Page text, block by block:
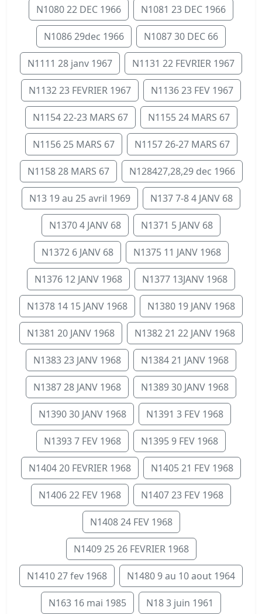
N1080 22 DEC 1966 N1081 23 DEC 1966
N1086 29dec 1966 N1087 30 DEC 66
N1111 28 janv 1967 N1131 22 FEVRIER 1967
N1132 23 FEVRIER 1967 N1136 23 FEV 1967
N1154 22-23 MARS 67 N1155 24 MARS 67
N1156 25 MARS 67 N1157 26-27 MARS 67
N1158 28 MARS 67 N128427,28,29 dec 1966
N13 19 au 25 avril 1969 N137 7-8 4 JANV 68
N1370 4 JANV 68 N1371 5 JANV 68
N1372 6 JANV 68 N1375 11 JANV 1968
N1376 12 JANV 1968 N1377 13JANV 1968
N1378 14 15 JANV 1968 N1380 19 JANV 1968
N1381 20 JANV 1968 N1382 21 22 JANV 1968
N1383 23 JANV 1968 N1384 21 JANV 1968
N1387 28 JANV 1968 N1389 30 JANV 1968
N1390 30 JANV 1968 N1391 3 FEV 1968
N1393 7 FEV 1968 N1395 9 FEV 1968
N1404 20 FEVRIER 1968 N1405 21 FEV 1968
N1406 22 FEV 1968 N1407 23 FEV 1968
N1408 24 FEV 1968
N1409 25 26 FEVRIER 1968
N1410 27 fev 1968 N1480 9 au 10 aout 1964
N163 16 mai 1985 N18 3 juin 1961